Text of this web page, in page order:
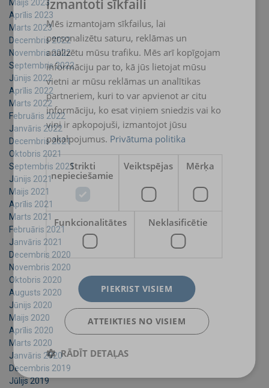
Maijs 2023
Aprīlis 2023
Marts 2023
Decembris 2022
Novembris 2022
Septembris 2022
Jūnijs 2022
Aprīlis 2022
Marts 2022
Februāris 2022
Janvāris 2022
Decembris 2021
Oktobris 2021
Septembris 2021
Jūnijs 2021
Maijs 2021
Aprīlis 2021
Marts 2021
Februāris 2021
Janvāris 2021
Decembris 2020
Novembris 2020
Oktobris 2020
Augusts 2020
Jūnijs 2020
Maijs 2020
Aprīlis 2020
Marts 2020
Janvāris 2020
Decembris 2019
Jūlijs 2019
ENGLISH TRANSLATION
izmantoti sīkfaili
Mēs izmantojam sīkfailus, lai
personalizētu saturu, reklāmas un
analizētu mūsu trafiku. Mēs arī kopīgojam
informāciju par to, kā jūs lietojat mūsu
vietni ar mūsu reklāmas un analītikas
partneriem, kuri to var apvienot ar citu
informāciju, ko esat viņiem sniedzis vai ko
viņi ir apkopojuši, izmantojot jūsu
pakalpojumus. Privātuma politika
Strikti
nepieciešamie
Veiktspējas Mērķa
Funkcionalitātes Neklasificētie
PIEKRIST VISIEM
ATTEIKTIES NO VISIEM
RĀDĪT DETAĻAS